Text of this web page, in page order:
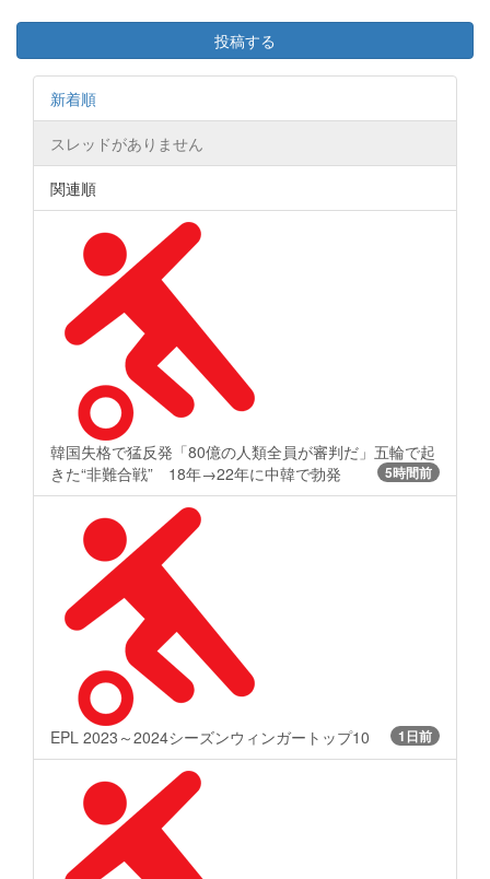
投稿する
新着順
スレッドがありません
関連順
韓国失格で猛反発「80億の人類全員が審判だ」五輪で起
きた“非難合戦” 18年→22年に中韓で勃発
5時間前
EPL 2023～2024シーズンウィンガートップ10 1日前